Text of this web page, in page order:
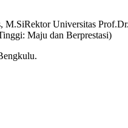
Universitas
Maju dan Berprestasi)